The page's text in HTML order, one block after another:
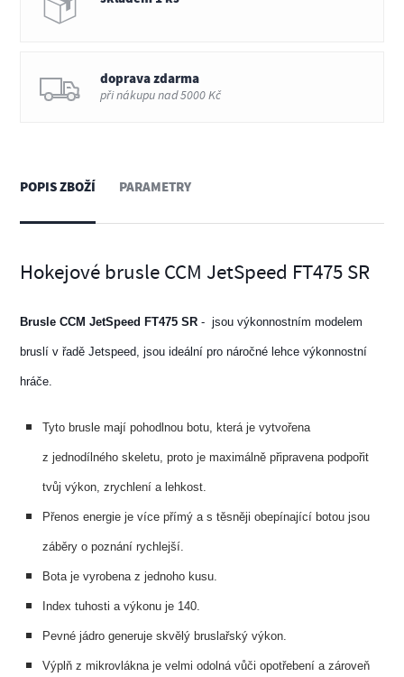
doprava zdarma
při nákupu nad 5000 Kč
POPIS ZBOŽÍ
Hokejové brusle CCM JetSpeed FT475 SR
Brusle CCM JetSpeed FT475 SR - jsou výkonnostním modelem
bruslí v řadě Jetspeed, jsou ideální pro náročné lehce výkonnostní
hráče.
Tyto brusle mají pohodlnou botu, která je vytvořena
z jednodílného skeletu, proto je maximálně připravena podpořit
tvůj výkon, zrychlení a lehkost.
Přenos energie je více přímý a s těsněji obepínající botou jsou
záběry o poznání rychlejší.
Bota je vyrobena z jednoho kusu.
Index tuhosti a výkonu je 140.
Pevné jádro generuje skvělý bruslařský výkon.
Výplň z mikrovlákna je velmi odolná vůči opotřebení a zároveň
PARAMETRY